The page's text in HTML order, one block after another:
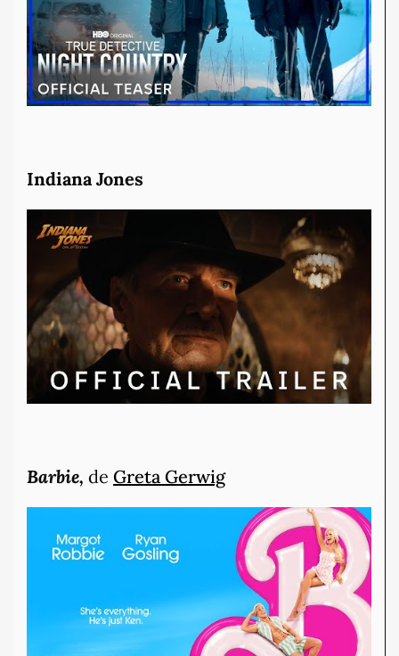
Indiana Jones
Barbie, de Greta Gerwig